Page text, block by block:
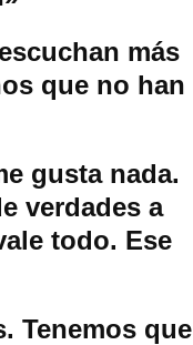
más
que no han
gusta nada.
verdades a
todo. Ese
Tenemos que